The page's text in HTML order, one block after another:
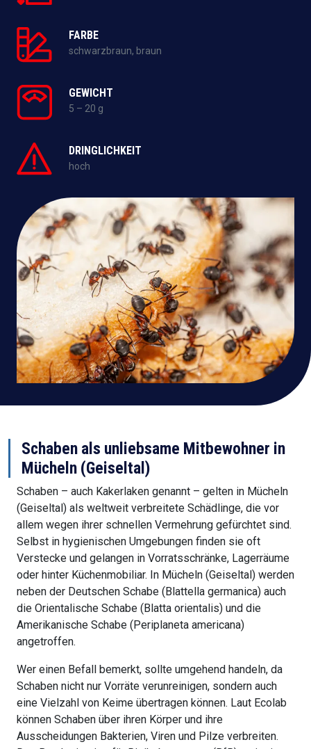
FARBE
schwarzbraun, braun
GEWICHT
5 – 20 g
DRINGLICHKEIT
hoch
Schaben als unliebsame Mitbewohner in
Mücheln (Geiseltal)
Schaben – auch Kakerlaken genannt – gelten in Mücheln
(Geiseltal) als weltweit verbreitete Schädlinge, die vor
allem wegen ihrer schnellen Vermehrung gefürchtet sind.
Selbst in hygienischen Umgebungen finden sie oft
Verstecke und gelangen in Vorratsschränke, Lagerräume
oder hinter Küchenmobiliar. In Mücheln (Geiseltal) werden
neben der Deutschen Schabe (Blattella germanica) auch
die Orientalische Schabe (Blatta orientalis) und die
Amerikanische Schabe (Periplaneta americana)
angetroffen.
Wer einen Befall bemerkt, sollte umgehend handeln, da
Schaben nicht nur Vorräte verunreinigen, sondern auch
eine Vielzahl von Keime übertragen können. Laut Ecolab
können Schaben über ihren Körper und ihre
Ausscheidungen Bakterien, Viren und Pilze verbreiten.